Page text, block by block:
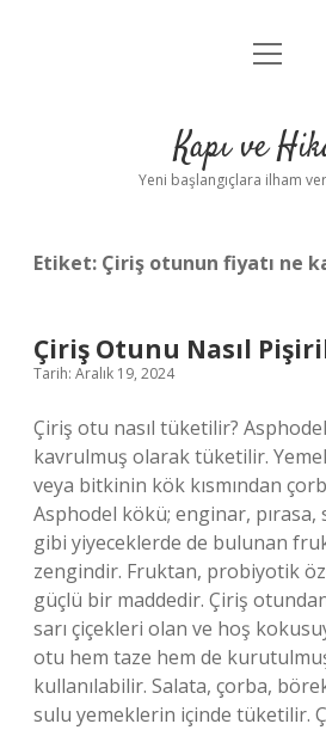
Anasayfa
Yasal Uyarı
menüyü
Kapı ve
Yeni başlangıçlara ilham
Etiket: Çiriş otunun fiyatı ne
Çiriş Otunu Nasıl
Tarih: Aralık 19, 2024
Çiriş otu nasıl tüketilir?
kavrulmuş olarak tüketilir.
veya bitkinin kök kısmından
Asphodel kökü; enginar, pırasa,
gibi yiyeceklerde de bulunan
zengindir. Fruktan, probiyotik
güçlü bir maddedir. Çiriş otundan
sarı çiçekleri olan ve hoş
otu hem taze hem de
kullanılabilir. Salata, çorba,
sulu yemeklerin içinde tüketilir.